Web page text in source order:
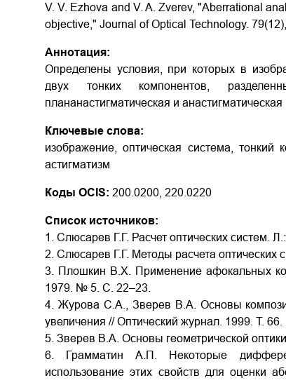
V. V. Ezhova and V. A. Zverev, "Aberrational
objective," Journal of Optical Technology.
Аннотация:
Определены условия, при которых в
двух тонких компонентов,
плананастигматическая и
Ключевые слова:
изображение, оптическая система, тонкий
астигматизм
Коды OCIS: 200.0200, 220.0220
Список источников:
1. Слюсарев Г.Г. Расчет оптических систем.
2. Слюсарев Г.Г. Методы расчета оптических
3. Плошкин В.Х. Применение афокальных
1979. № 5. С. 22–23.
4. Журова С.А., Зверев В.А. Основы
увеличения // Оптический журнал. 1999. Т.
5. Зверев В.А. Основы геометрической
6. Грамматин А.П. Некоторые
использование этих свойств для оценки